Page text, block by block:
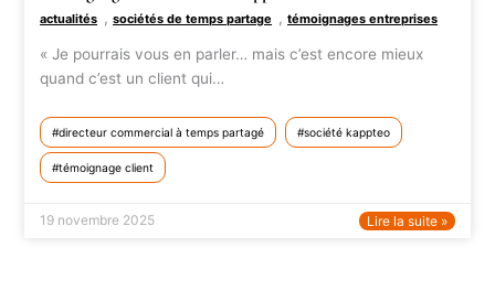
actualités ,sociétés de temps partage ,témoignages entreprises
« Je pourrais vous en parler… mais c’est encore mieux
quand c’est un client qui…
directeur commercial à temps partagé société kappteo
témoignage client
19 novembre 2025 Lire la suite »